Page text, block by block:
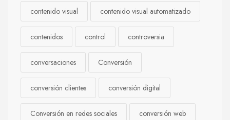
contenido visual contenido visual automatizado
contenidos control controversia
conversaciones Conversión
conversión clientes conversión digital
Conversión en redes sociales conversión web